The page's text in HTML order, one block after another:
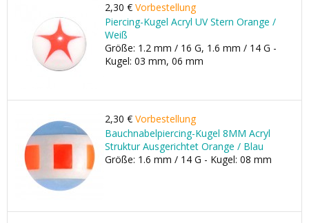
2,30 € Vorbestellung
Piercing-Kugel Acryl UV Stern Orange /
Weiß
Größe: 1.2 mm / 16 G, 1.6 mm / 14 G -
Kugel: 03 mm, 06 mm
2,30 € Vorbestellung
Bauchnabelpiercing-Kugel 8MM Acryl
Struktur Ausgerichtet Orange / Blau
Größe: 1.6 mm / 14 G - Kugel: 08 mm